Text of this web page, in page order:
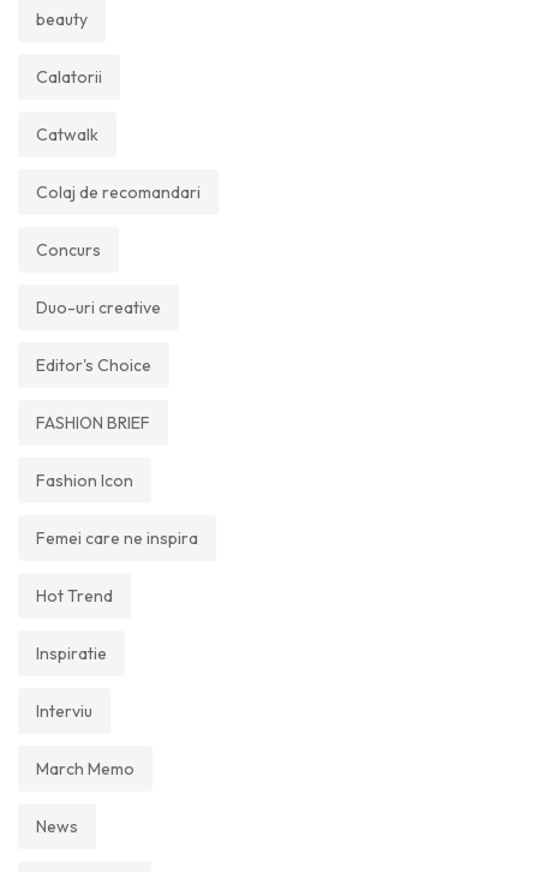
beauty
Calatorii
Catwalk
Colaj de recomandari
Concurs
Duo-uri creative
Editor's Choice
FASHION BRIEF
Fashion Icon
Femei care ne inspira
Hot Trend
Inspiratie
Interviu
March Memo
News